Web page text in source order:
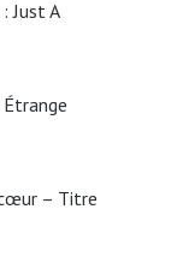
Just A
– Titre